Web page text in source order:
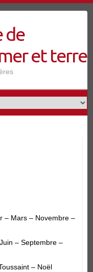
de
et terre
– Mars – Novembre –
– Septembre –
– Noël